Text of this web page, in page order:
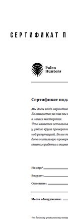
подлинность
СЕРТИФИКАТ